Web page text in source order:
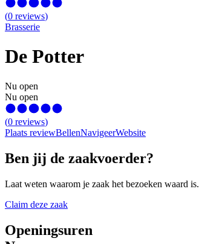
(0 reviews)
Brasserie
De Potter
Nu open
Nu open
(0 reviews)
Plaats reviewBellenNavigeerWebsite
Ben jij de zaakvoerder?
Laat weten waarom je zaak het bezoeken waard is.
Claim deze zaak
Openingsuren